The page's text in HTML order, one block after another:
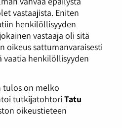
vastaajista. Eniten
henkilöllisyyden
vastaaja oli sitä
oikeus sattumanvaraisesti
vaatia henkilöllisyyden
tulos on melko
tutkijatohtori Tatu
oikeustieteen